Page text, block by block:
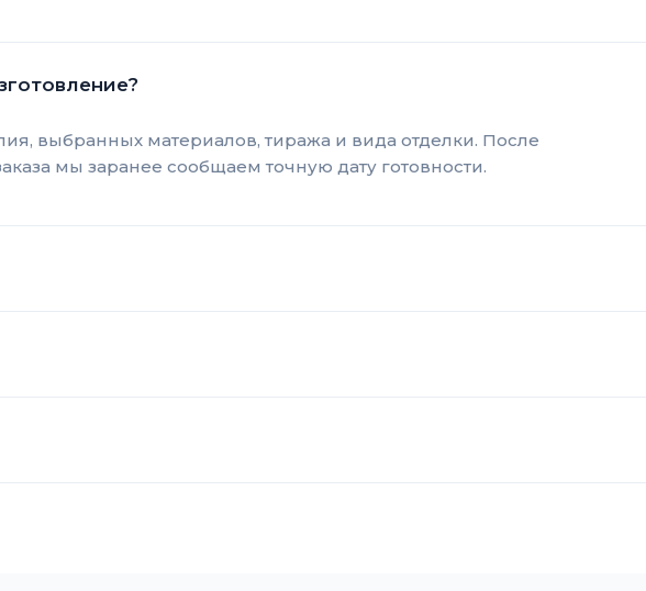
выбранных материалов, тиража и вида отделки. После
мы заранее сообщаем точную дату готовности.